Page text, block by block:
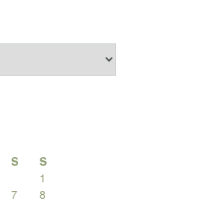
S
S
1
7
8